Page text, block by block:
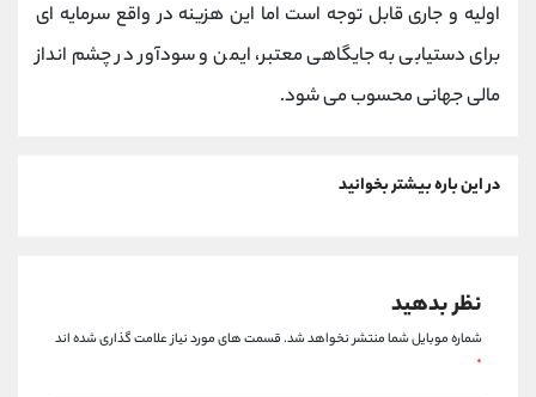
اولیه و جاری قابل توجه است اما این هزینه در واقع سرمایه‌ ای
برای دستیابی به جایگاهی معتبر، ایمن و سودآور در چشم‌ انداز
مالی جهانی محسوب می‌ شود.
در این باره بیشتر بخوانید
نظر بدهید
شماره موبایل شما منتشر نخواهد شد.قسمت های مورد نیاز علامت گذاری شده اند
*